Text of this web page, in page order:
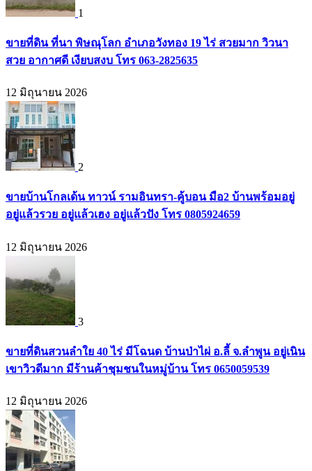
1
ขายที่ดิน ที่นา พิษณุโลก อำเภอวังทอง 19 ไร่ สวยมาก วิวนา
สวย อากาศดี เงียบสงบ โทร 063-2825635
12 มิถุนายน 2026
2
ขายบ้านโกลเด้น ทาวน์ รามอินทรา-คู้บอน มือ2 บ้านพร้อมอยู่
อยู่แล้วรวย อยู่แล้วเฮง อยู่แล้วปัง โทร 0805924659
12 มิถุนายน 2026
3
ขายที่ดินสวนลำใย 40 ไร่ มีโฉนด บ้านป่าไผ่ อ.ลี้ จ.ลำพูน อยู่เนิน
เขาวิวดีมาก มีร้านค้าชุมชนในหมู่บ้าน โทร 0650059539
12 มิถุนายน 2026